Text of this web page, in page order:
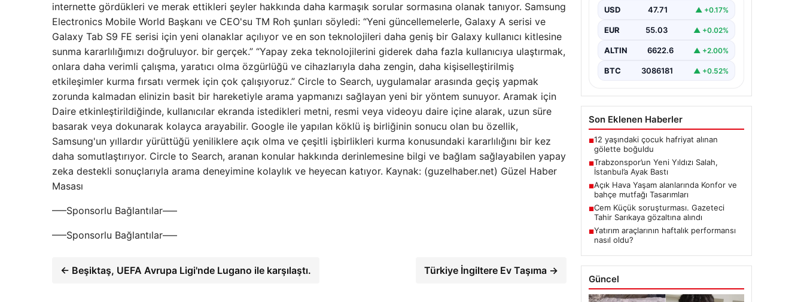
internette gördükleri ve merak ettikleri şeyler hakkında daha karmaşık sorular sormasına olanak tanıyor. Samsung
Electronics Mobile World Başkanı ve CEO'su TM Roh şunları söyledi: “Yeni güncellemelerle, Galaxy A serisi ve
Galaxy Tab S9 FE serisi için yeni olanaklar açılıyor ve en son teknolojileri daha geniş bir Galaxy kullanıcı kitlesine
sunma kararlılığımızı doğruluyor. bir gerçek.” “Yapay zeka teknolojilerini giderek daha fazla kullanıcıya ulaştırmak,
onlara daha verimli çalışma, yaratıcı olma özgürlüğü ve cihazlarıyla daha zengin, daha kişiselleştirilmiş
etkileşimler kurma fırsatı vermek için çok çalışıyoruz.” Circle to Search, uygulamalar arasında geçiş yapmak
zorunda kalmadan elinizin basit bir hareketiyle arama yapmanızı sağlayan yeni bir yöntem sunuyor. Aramak için
Daire etkinleştirildiğinde, kullanıcılar ekranda istedikleri metni, resmi veya videoyu daire içine alarak, uzun süre
basarak veya dokunarak kolayca arayabilir. Google ile yapılan köklü iş birliğinin sonucu olan bu özellik,
Samsung'un yıllardır yürüttüğü yeniliklere açık olma ve çeşitli işbirlikleri kurma konusundaki kararlılığını bir kez
daha somutlaştırıyor. Circle to Search, aranan konular hakkında derinlemesine bilgi ve bağlam sağlayabilen yapay
zeka destekli sonuçlarıyla arama deneyimine kolaylık ve heyecan katıyor. Kaynak: (guzelhaber.net) Güzel Haber
Masası
—–Sponsorlu Bağlantılar—–
—–Sponsorlu Bağlantılar—–
← Beşiktaş, UEFA Avrupa Ligi'nde Lugano ile karşılaştı. Türkiye İngiltere Ev Taşıma →
Trabzonspor’un merakla beklenen
iniş yaptı. Havalimanında basın
USD 47.71 ▲ +0.17%
EUR 55.03 ▲ +0.02%
ALTIN 6622.6 ▲ +2.00%
BTC 3086181 ▲ +0.52%
Son Eklenen Haberler
■12 yaşındaki çocuk hafriyat alınan
gölette boğuldu
■Trabzonspor’un Yeni Yıldızı Salah,
İstanbul’a Ayak Bastı
■Açık Hava Yaşam alanlarında Konfor ve
bahçe mutfağı Tasarımları
■Cem Küçük soruşturması. Gazeteci
Tahir Sarıkaya gözaltına alındı
■Yatırım araçlarının haftalık performansı
nasıl oldu?
Güncel